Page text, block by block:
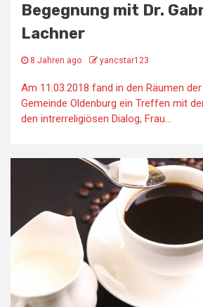
Begegnung mit Dr.
Lachner
8 Jahren ago yancstar123
Am 11.03.2018 fand in den Räumen
Gemeinde Oldenburg ein Treffen mit
den intrerreligiösen Dialog, Frau...